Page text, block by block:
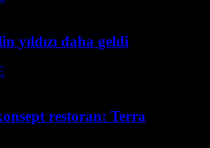
yıldızı daha geldi
restoran: Terra